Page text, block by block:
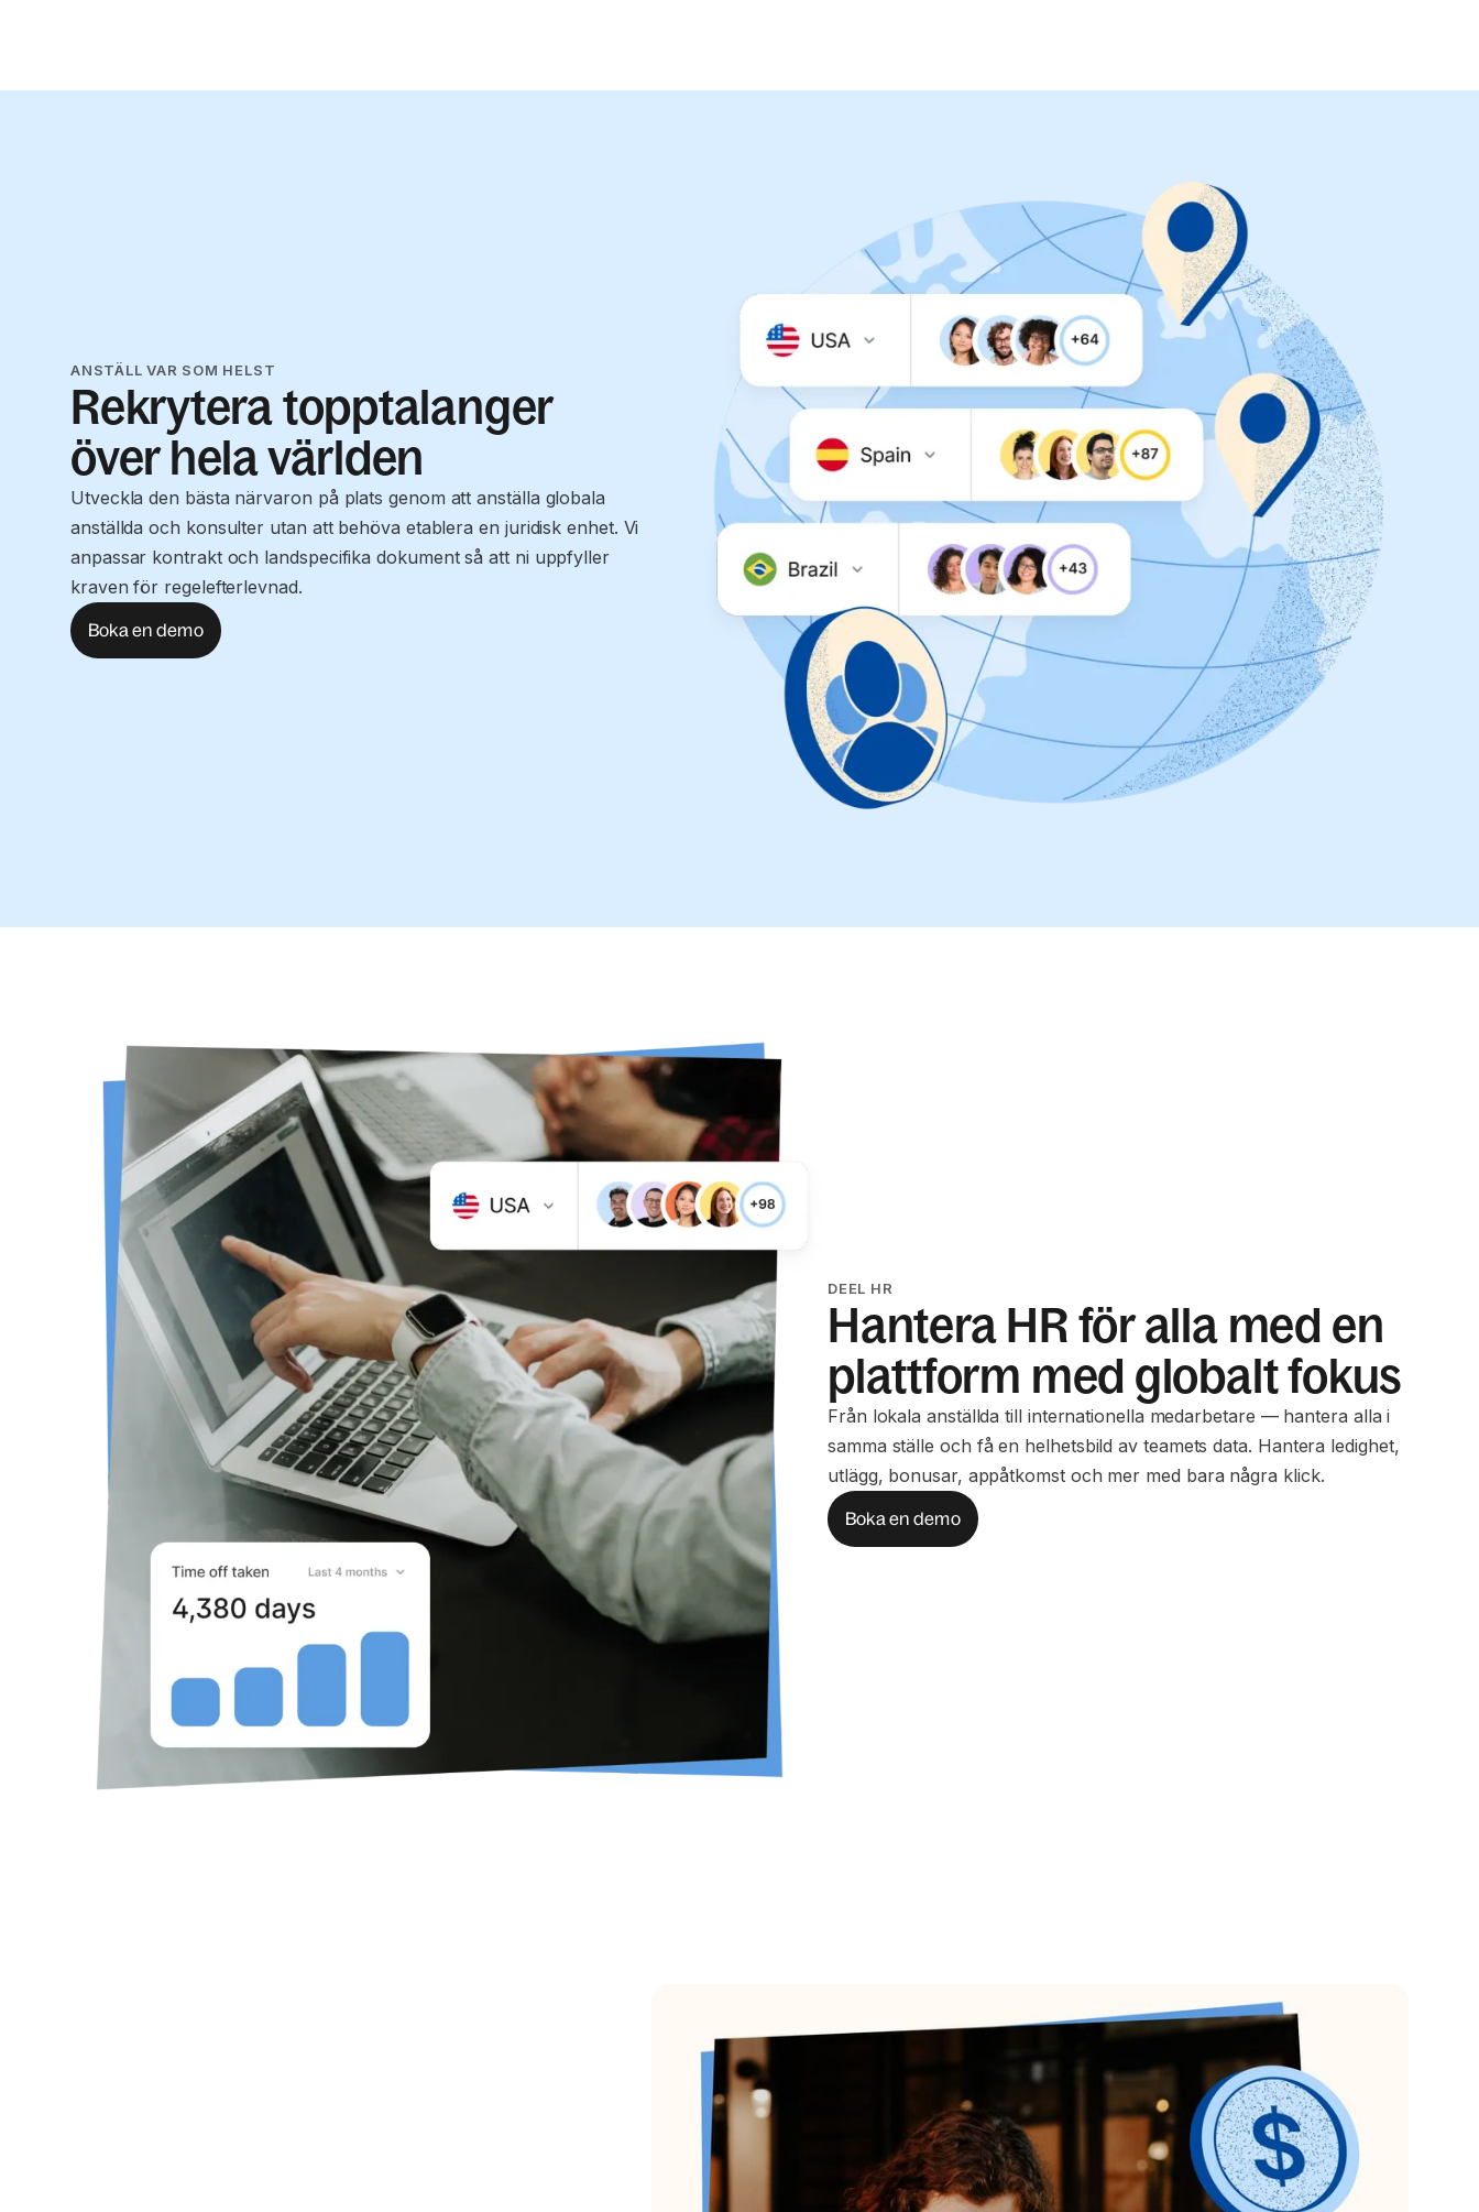
ANSTÄLL VAR SOM HELST
Rekrytera topptalanger
över hela världen
Utveckla den bästa närvaron på plats genom att anställa globala
anställda och konsulter utan att behöva etablera en juridisk enhet. Vi
anpassar kontrakt och landspecifika dokument så att ni uppfyller
kraven för regelefterlevnad.
Boka en demo
DEEL HR
Hantera HR för alla med en
plattform med globalt fokus
Från lokala anställda till internationella medarbetare — hantera alla i
samma ställe och få en helhetsbild av teamets data. Hantera ledighet,
utlägg, bonusar, appåtkomst och mer med bara några klick.
Boka en demo